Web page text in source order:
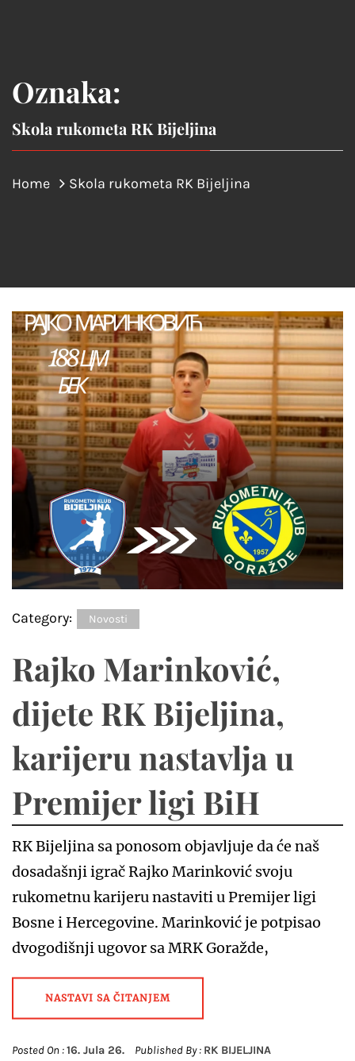
Oznaka:
Skola rukometa RK Bijeljina
Home Skola rukometa RK Bijeljina
Category: Novosti
Rajko Marinković,
dijete RK Bijeljina,
karijeru nastavlja u
Premijer ligi BiH
RK Bijeljina sa ponosom objavljuje da će naš
dosadašnji igrač Rajko Marinković svoju
rukometnu karijeru nastaviti u Premijer ligi
Bosne i Hercegovine. Marinković je potpisao
dvogodišnji ugovor sa MRK Goražde,
NASTAVI SA ČITANJEM
Posted On :16. Jula 26. Published By : RK BIJELJINA